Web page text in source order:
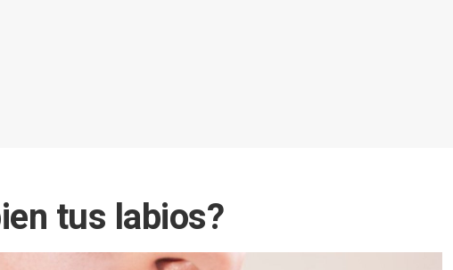
tus labios?